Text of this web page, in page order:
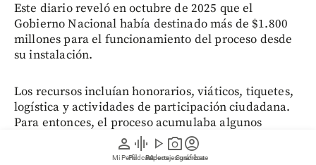
person
Mi Perfil
graphic_eq
Pódcast
play_arrow
Videos
photo_camera
Reportajes gráficos
account_circle
Suscríbete
Este diario reveló en octubre de 2025 que el
Gobierno Nacional había destinado más de $1.800
millones para el funcionamiento del proceso desde
su instalación.
Los recursos incluían honorarios, viáticos, tiquetes,
logística y actividades de participación ciudadana.
Para entonces, el proceso acumulaba algunos
resultados parciales, pero no se habían
materializado avances considerados definitivos en